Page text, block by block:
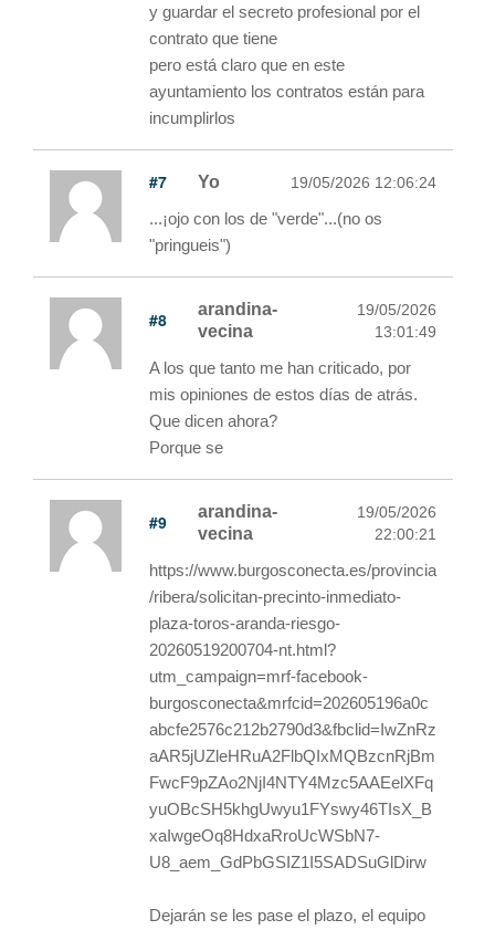
y guardar el secreto profesional por el
contrato que tiene
pero está claro que en este
ayuntamiento los contratos están para
incumplirlos
#7 Yo 19/05/2026 12:06:24
...¡ojo con los de "verde"...(no os
"pringueis")
#8
arandina-
vecina
19/05/2026
13:01:49
A los que tanto me han criticado, por
mis opiniones de estos días de atrás.
Que dicen ahora?
Porque se
#9
arandina-
vecina
19/05/2026
22:00:21
https://www.burgosconecta.es/provincia
/ribera/solicitan-precinto-inmediato-
plaza-toros-aranda-riesgo-
20260519200704-nt.html?
utm_campaign=mrf-facebook-
burgosconecta&mrfcid=202605196a0c
abcfe2576c212b2790d3&fbclid=IwZnRz
aAR5jUZleHRuA2FlbQIxMQBzcnRjBm
FwcF9pZAo2NjI4NTY4Mzc5AAEelXFq
yuOBcSH5khgUwyu1FYswy46TIsX_B
xaIwgeOq8HdxaRroUcWSbN7-
U8_aem_GdPbGSIZ1I5SADSuGlDirw
Dejarán se les pase el plazo, el equipo